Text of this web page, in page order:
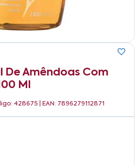
De Amêndoas Com
Ml
428675 | EAN: 7896279112871